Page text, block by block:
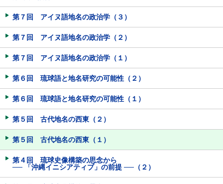
第７回 アイヌ語地名の政治学（３）
第７回 アイヌ語地名の政治学（２）
第７回 アイヌ語地名の政治学（１）
第６回 琉球語と地名研究の可能性（２）
第６回 琉球語と地名研究の可能性（１）
第５回 古代地名の西東（２）
第５回 古代地名の西東（１）
第４回 琉球史像構築の思念から
── 「沖縄イニシアティブ」の前提 ──（２）